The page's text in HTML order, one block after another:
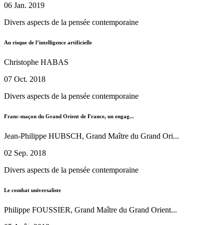
06 Jan. 2019
Divers aspects de la pensée contemporaine
Au risque de l’intelligence artificielle
Christophe HABAS
07 Oct. 2018
Divers aspects de la pensée contemporaine
Franc-maçon du Grand Orient de France, un engag...
Jean-Philippe HUBSCH, Grand Maître du Grand Ori...
02 Sep. 2018
Divers aspects de la pensée contemporaine
Le combat universaliste
Philippe FOUSSIER, Grand Maître du Grand Orient...